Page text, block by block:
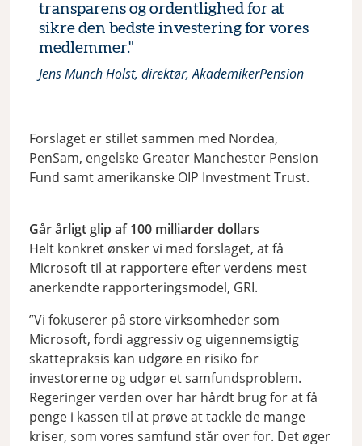
transparens og ordentlighed for at
sikre den bedste investering for vores
medlemmer."
Jens Munch Holst, direktør, AkademikerPension
Forslaget er stillet sammen med Nordea,
PenSam, engelske Greater Manchester Pension
Fund samt amerikanske OIP Investment Trust.
Går årligt glip af 100 milliarder dollars
Helt konkret ønsker vi med forslaget, at få
Microsoft til at rapportere efter verdens mest
anerkendte rapporteringsmodel, GRI.
”Vi fokuserer på store virksomheder som
Microsoft, fordi aggressiv og uigennemsigtig
skattepraksis kan udgøre en risiko for
investorerne og udgør et samfundsproblem.
Regeringer verden over har hårdt brug for at få
penge i kassen til at prøve at tackle de mange
kriser, som vores samfund står over for. Det øger